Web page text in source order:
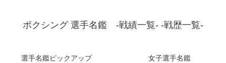
ボクシング 選手名鑑 -戦績一覧- -戦歴一覧-
選手名鑑ピックアップ 女子選手名鑑